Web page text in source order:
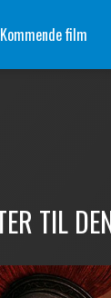
Kommende film